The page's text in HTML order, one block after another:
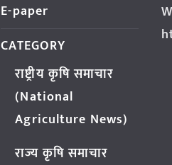
E-paper
CATEGORY
राष्ट्रीय कृषि समाचार
(National
Agriculture News)
राज्य कृषि समाचार